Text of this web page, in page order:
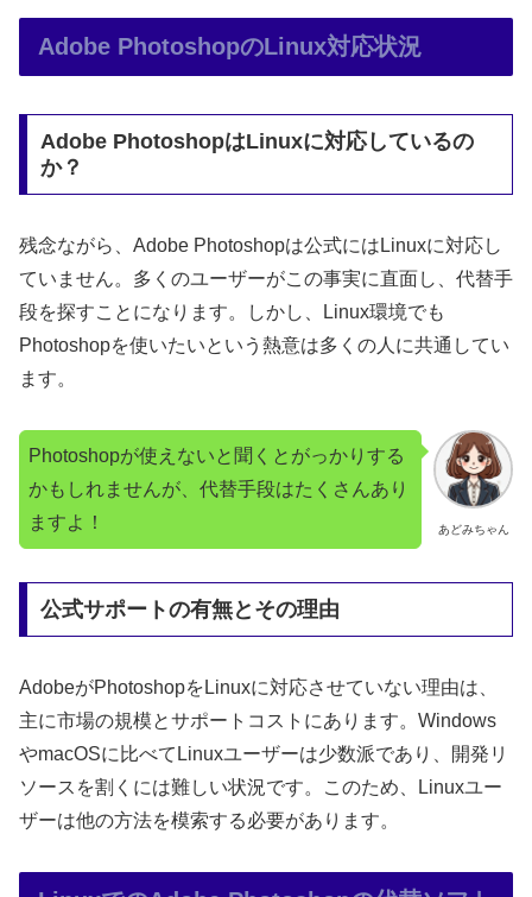
Adobe PhotoshopのLinux対応状況
Adobe PhotoshopはLinuxに対応しているの
か？
残念ながら、Adobe Photoshopは公式にはLinuxに対応し
ていません。多くのユーザーがこの事実に直面し、代替手
段を探すことになります。しかし、Linux環境でも
Photoshopを使いたいという熱意は多くの人に共通してい
ます。
あどみちゃん
Photoshopが使えないと聞くとがっかりする
かもしれませんが、代替手段はたくさんあり
ますよ！
公式サポートの有無とその理由
AdobeがPhotoshopをLinuxに対応させていない理由は、
主に市場の規模とサポートコストにあります。Windows
やmacOSに比べてLinuxユーザーは少数派であり、開発リ
ソースを割くには難しい状況です。このため、Linuxユー
ザーは他の方法を模索する必要があります。